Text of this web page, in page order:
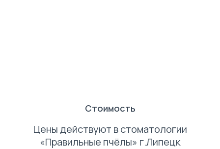
Стоимость
Цены действуют в стоматологии
«Правильные пчёлы» г.Липецк